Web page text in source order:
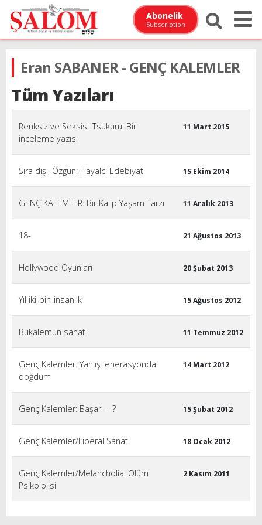
Abonelik
Subscription
Eran SABANER - GENÇ KALEMLER
Tüm Yazıları
Renksiz ve Seksist Tsukuru: Bir
inceleme yazısı
11 Mart 2015
Sıra dışı, Özgün: Hayalci Edebiyat 15 Ekim 2014
GENÇ KALEMLER: Bir Kalıp Yaşam Tarzı 11 Aralık 2013
18- 21 Ağustos 2013
Hollywood Oyunları 20 Şubat 2013
Yıl iki-bin-insanlık 15 Ağustos 2012
Bukalemun sanat 11 Temmuz 2012
Genç Kalemler: Yanlış jenerasyonda
doğdum
14 Mart 2012
Genç Kalemler: Başarı = ? 15 Şubat 2012
Genç Kalemler/Liberal Sanat 18 Ocak 2012
Genç Kalemler/Melancholia: Ölüm
Psikolojisi
2 Kasım 2011